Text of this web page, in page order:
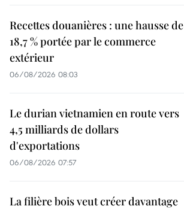
Recettes douanières : une hausse de
18,7 % portée par le commerce
extérieur
06/08/2026 08:03
Le durian vietnamien en route vers
4,5 milliards de dollars
d'exportations
06/08/2026 07:57
La filière bois veut créer davantage